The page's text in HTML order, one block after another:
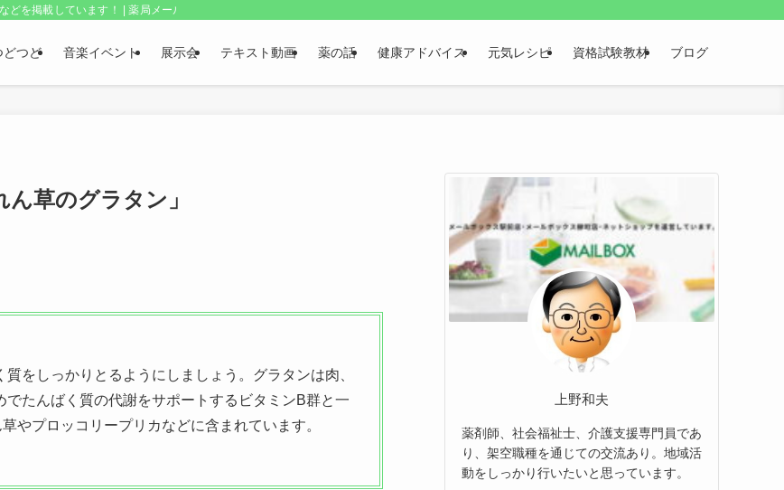
を掲載しています！ | 薬局メールボックス・上野和夫のつどつど
どつど 音楽イベント 展示会 テキスト動画 薬の話 健康アドバイス 元気レシピ 資格試験教材 ブログ
草のグラタン」
をしっかりとるようにしましょう。グラタンは肉、
たんばく質の代謝をサポートするビタミンB群と一
やプロッコリープリカなどに含まれています。
上野和夫
薬剤師、社会福祉士、介護支援専門員であ
り、架空職種を通じての交流あり。地域活
動をしっかり行いたいと思っています。